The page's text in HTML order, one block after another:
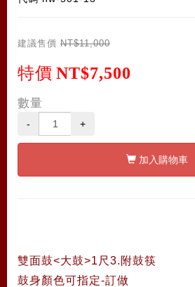
建議售價 NT$11,000
特價 NT$7,500
數量
- +
加入購物車
雙面鼓<大鼓>1尺3.附鼓筷
鼓身顏色可指定-訂做